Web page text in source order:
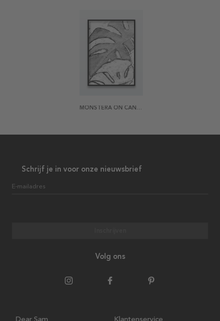
MONSTERA ON CANVAS 1 POSTER
Schrijf je in voor onze nieuwsbrief
E-mailadres
Volg ons
Dear Sam Klantenservice